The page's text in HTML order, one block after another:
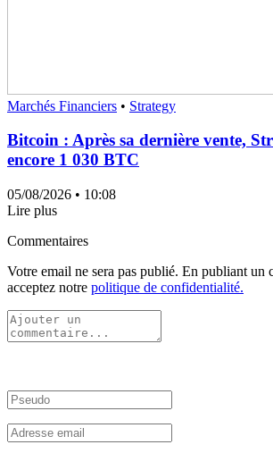
Marchés Financiers • Strategy
Bitcoin : Après sa dernière vente,
encore 1 030 BTC
05/08/2026 • 10:08
Lire plus
Commentaires
Votre email ne sera pas publié. En publiant un
acceptez notre politique de confidentialité.